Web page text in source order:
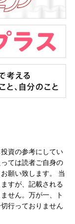
資の参考にしてい
ては読者ご自身の
願い致します。 当
すが、記載される
せん。万が一、ト
行っておりません